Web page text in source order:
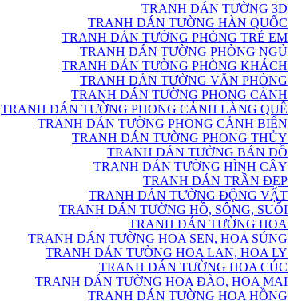
TRANH DÁN TƯỜNG 3D
TRANH DÁN TƯỜNG HÀN QUỐC
TRANH DÁN TƯỜNG PHÒNG TRẺ EM
TRANH DÁN TƯỜNG PHÒNG NGỦ
TRANH DÁN TƯỜNG PHÒNG KHÁCH
TRANH DÁN TƯỜNG VĂN PHÒNG
TRANH DÁN TƯỜNG PHONG CẢNH
TRANH DÁN TƯỜNG PHONG CẢNH LÀNG QUÊ
TRANH DÁN TƯỜNG PHONG CẢNH BIỂN
TRANH DÁN TƯỜNG PHONG THỦY
TRANH DÁN TƯỜNG BẢN ĐỒ
TRANH DÁN TƯỜNG HÌNH CÂY
TRANH DÁN TRẦN ĐẸP
TRANH DÁN TƯỜNG ĐỘNG VẬT
TRANH DÁN TƯỜNG HỒ, SÔNG, SUỐI
TRANH DÁN TƯỜNG HOA
TRANH DÁN TƯỜNG HOA SEN, HOA SÚNG
TRANH DÁN TƯỜNG HOA LAN, HOA LY
TRANH DÁN TƯỜNG HOA CÚC
TRANH DÁN TƯỜNG HOA ĐÀO, HOA MAI
TRANH DÁN TƯỜNG HOA HỒNG